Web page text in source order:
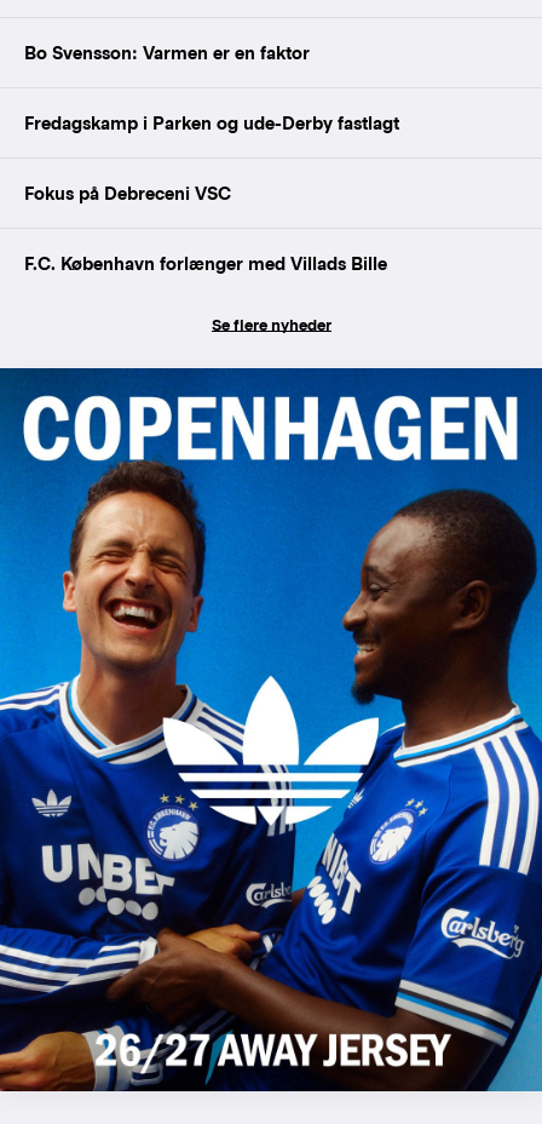
Bo Svensson: Varmen er en faktor
Fredagskamp i Parken og ude-Derby fastlagt
Fokus på Debreceni VSC
F.C. København forlænger med Villads Bille
Se flere nyheder